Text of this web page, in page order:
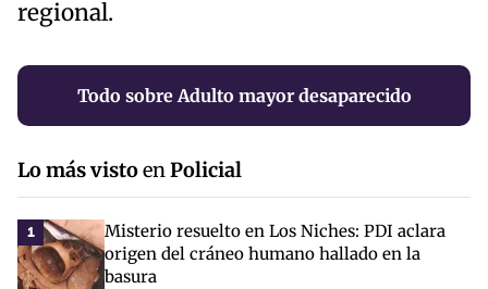
regional.
Todo sobre Adulto mayor desaparecido
Lo más vistoenPolicial
1
Misterio resuelto en Los Niches: PDI aclara
origen del cráneo humano hallado en la
basura